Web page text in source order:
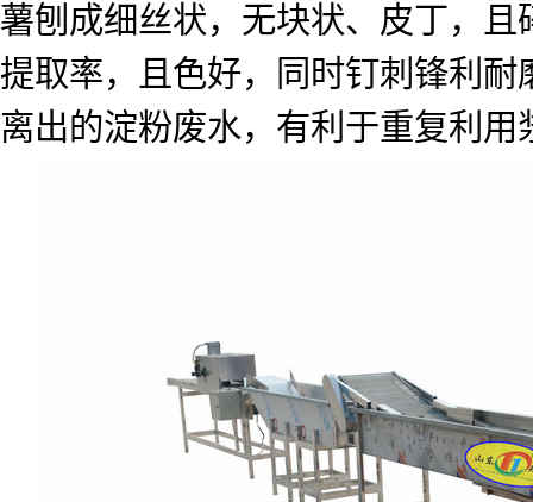
薯刨成细丝状，无块状、皮丁，
提取率，且色好，同时钉刺锋利
离出的淀粉废水，有利于重复利